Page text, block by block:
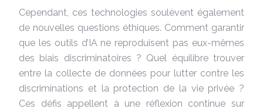
Cependant, ces technologies soulèvent également
de nouvelles questions éthiques. Comment garantir
que les outils d’IA ne reproduisent pas eux-mêmes
des biais discriminatoires ? Quel équilibre trouver
entre la collecte de données pour lutter contre les
discriminations et la protection de la vie privée ?
Ces défis appellent à une réflexion continue sur